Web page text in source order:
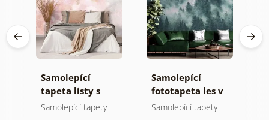
Samolepící
tapeta listy s
pastelovým
Samolepící tapety
Samolepící
fototapeta les v
mlze
Samolepící tapety